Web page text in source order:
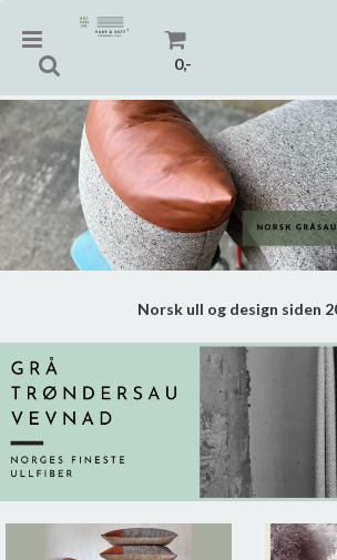
0,-
Norsk ull og design siden